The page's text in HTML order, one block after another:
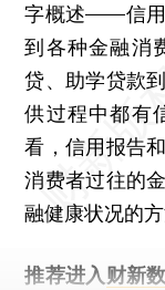
字概述——信用
到各种金融消
贷、助学贷款
供过程中都有
看，信用报告
消费者过往的
融健康状况的方
推荐进入 财新